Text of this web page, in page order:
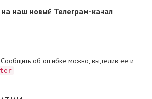
наш новый Телеграм-канал
об ошибке можно, выделив ее и